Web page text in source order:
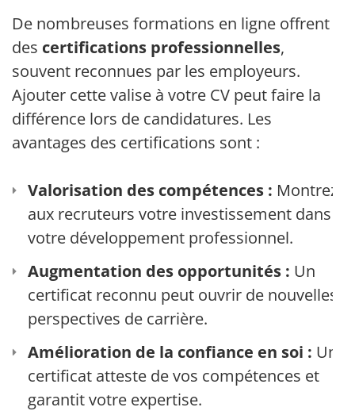
De nombreuses formations en ligne offrent
des certifications professionnelles,
souvent reconnues par les employeurs.
Ajouter cette valise à votre CV peut faire la
différence lors de candidatures. Les
avantages des certifications sont :
Valorisation des compétences : Montrez
aux recruteurs votre investissement dans
votre développement professionnel.
Augmentation des opportunités : Un
certificat reconnu peut ouvrir de nouvelles
perspectives de carrière.
Amélioration de la confiance en soi : Un
certificat atteste de vos compétences et
garantit votre expertise.